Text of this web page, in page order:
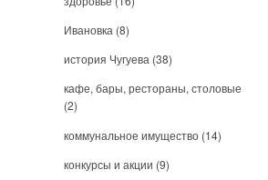
Ивановка (8)
история Чугуева (38)
кафе, бары, рестораны, столовые
(2)
коммунальное имущество (14)
конкурсы и акции (9)